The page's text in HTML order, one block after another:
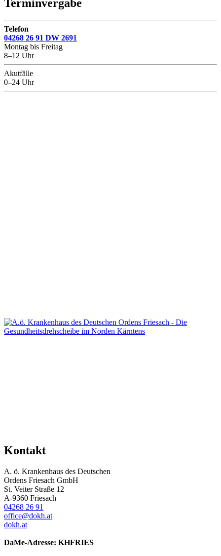
Terminvergabe
Telefon
04268 26 91 DW 2691
Montag bis Freitag
8–12 Uhr
Akutfälle
0–24 Uhr
Kontakt
A. ö. Krankenhaus des Deutschen
Ordens Friesach GmbH
St. Veiter Straße 12
A-9360 Friesach
04268 26 91
office@dokh.at
dokh.at
DaMe-Adresse: KHFRIES